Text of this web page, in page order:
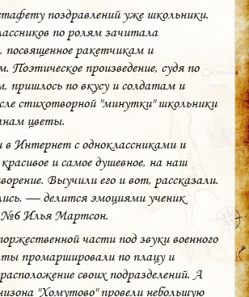
поздравлений уже школьники.
по ролям зачитала
посвященное ракетчикам и
Поэтическое произведение, судя по
пришлось по вкусу и солдатам и
стихотворной "минутки" школьники
цветы.
Интернет с одноклассниками и
и самое душевное, на наш
Выучили его и вот, рассказали.
— делится эмоциями ученик
№6 Илья Мартсон.
части под звуки военного
промаршировали по плацу и
своих подразделений. А
"Хомутово" провели небольшую